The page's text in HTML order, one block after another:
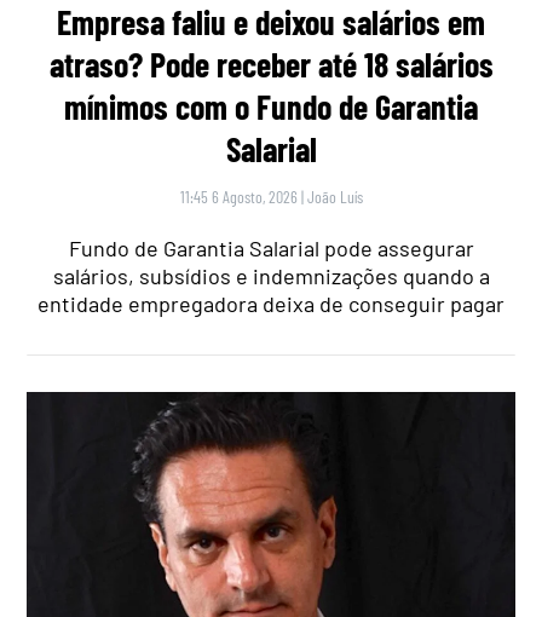
Empresa faliu e deixou salários em
atraso? Pode receber até 18 salários
mínimos com o Fundo de Garantia
Salarial
11:45 6 Agosto, 2026 |João Luís
Fundo de Garantia Salarial pode assegurar
salários, subsídios e indemnizações quando a
entidade empregadora deixa de conseguir pagar